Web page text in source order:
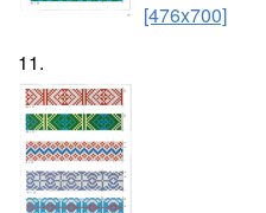
[476x700]
11.